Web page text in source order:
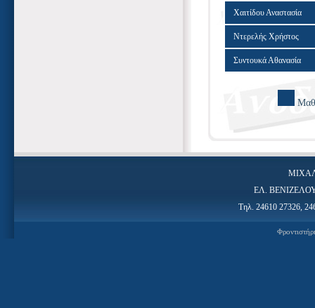
Χαιτίδου Αναστασία
Ντερελής Χρήστος
Συντουκά Αθανασία
ΕΛ.
Τηλ. 24610 27326,